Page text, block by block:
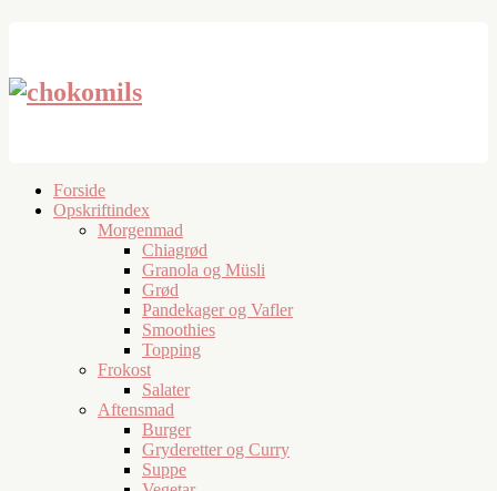
Forside
Opskriftindex
Morgenmad
Chiagrød
Granola og Müsli
Grød
Pandekager og Vafler
Smoothies
Topping
Frokost
Salater
Aftensmad
Burger
Gryderetter og Curry
Suppe